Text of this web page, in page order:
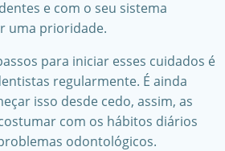
e com o seu sistema
uma prioridade.
para iniciar esses cuidados é
regularmente. É ainda
isso desde cedo, assim, as
com os hábitos diários
odontológicos.